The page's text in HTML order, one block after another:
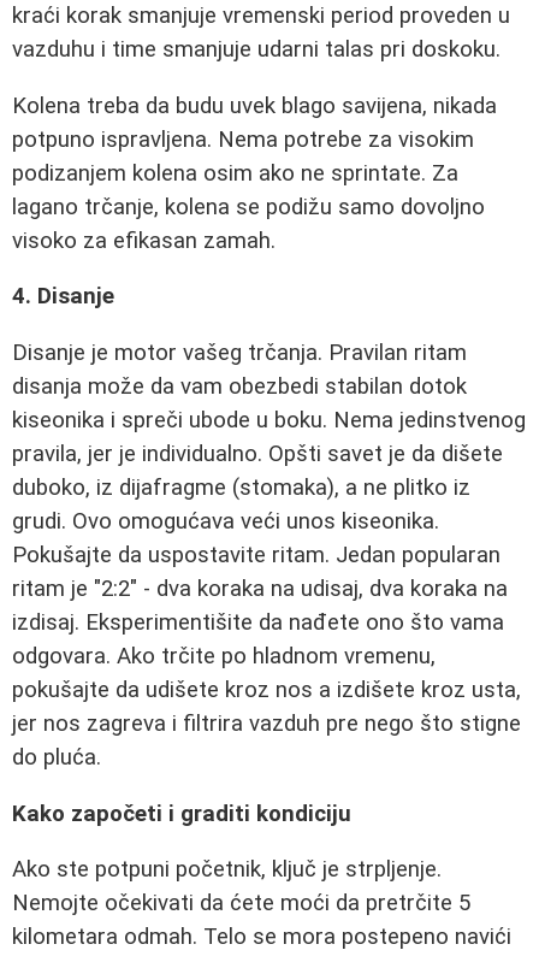
kraći korak smanjuje vremenski period proveden u
vazduhu i time smanjuje udarni talas pri doskoku.
Kolena treba da budu uvek blago savijena, nikada
potpuno ispravljena. Nema potrebe za visokim
podizanjem kolena osim ako ne sprintate. Za
lagano trčanje, kolena se podižu samo dovoljno
visoko za efikasan zamah.
4. Disanje
Disanje je motor vašeg trčanja. Pravilan ritam
disanja može da vam obezbedi stabilan dotok
kiseonika i spreči ubode u boku. Nema jedinstvenog
pravila, jer je individualno. Opšti savet je da dišete
duboko, iz dijafragme (stomaka), a ne plitko iz
grudi. Ovo omogućava veći unos kiseonika.
Pokušajte da uspostavite ritam. Jedan popularan
ritam je "2:2" - dva koraka na udisaj, dva koraka na
izdisaj. Eksperimentišite da nađete ono što vama
odgovara. Ako trčite po hladnom vremenu,
pokušajte da udišete kroz nos a izdišete kroz usta,
jer nos zagreva i filtrira vazduh pre nego što stigne
do pluća.
Kako započeti i graditi kondiciju
Ako ste potpuni početnik, ključ je strpljenje.
Nemojte očekivati da ćete moći da pretrčite 5
kilometara odmah. Telo se mora postepeno navići